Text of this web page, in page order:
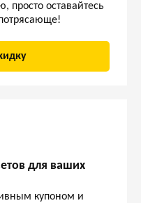
оставайтесь
для ваших
купоном и